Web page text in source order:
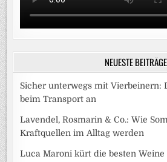
NEUESTE BEITRÄGE
Sicher unterwegs mit Vierbeinern:
beim Transport an
Lavendel, Rosmarin & Co.: Wie
Kraftquellen im Alltag werden
Luca Maroni kürt die besten